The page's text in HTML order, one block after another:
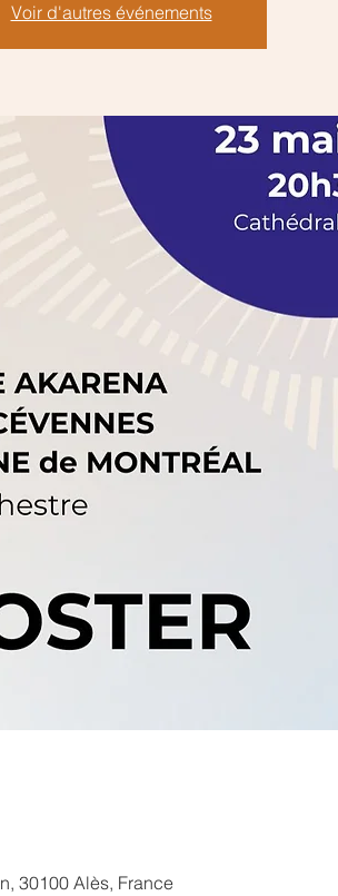
Voir d'autres événements
30100 Alès, France